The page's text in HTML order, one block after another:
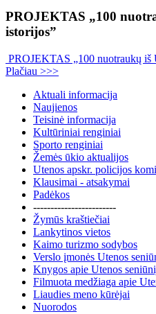
PROJEKTAS „100
istorijos”
PROJEKTAS „100 nuotraukų iš
Plačiau >>>
Aktuali informacija
Naujienos
Teisinė informacija
Kultūriniai renginiai
Sporto renginiai
Žemės ūkio aktualijos
Utenos apskr. policijos
Klausimai - atsakymai
Padėkos
------------------------
Žymūs kraštiečiai
Lankytinos vietos
Kaimo turizmo sodybos
Verslo įmonės Utenos
Knygos apie Utenos
Filmuota medžiaga apie
Liaudies meno kūrėjai
Nuorodos